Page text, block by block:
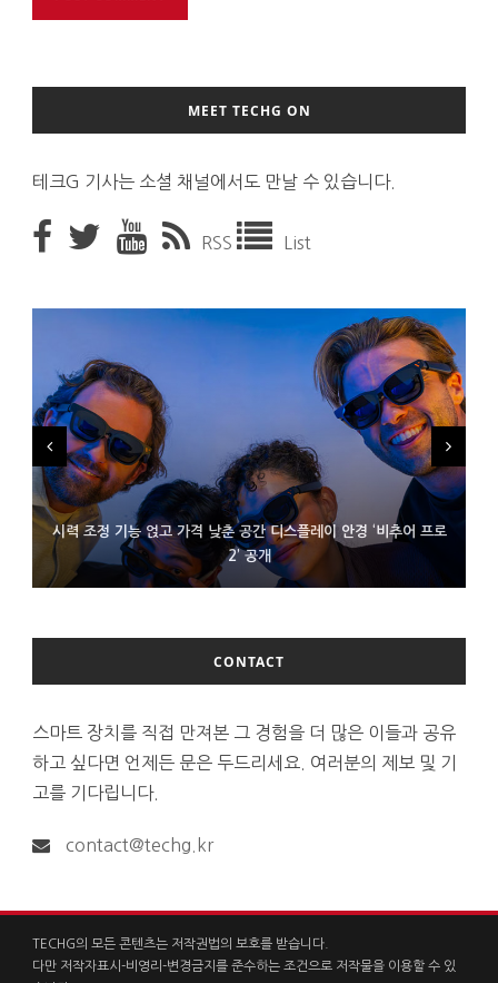
MEET TECHG ON
테크G 기사는 소셜 채널에서도 만날 수 있습니다.
RSS List
시력 조정 기능 얹고 가격 낮춘 공간 디스플레이 안경 ‘비추어 프로
2’ 공개
D램 부족에 10억달러어치 아이폰18 프로세서 패키징 대기 중
300~400달러 반지형 스피커 준비하는 오픈AI
CONTACT
스마트 장치를 직접 만져본 그 경험을 더 많은 이들과 공유
하고 싶다면 언제든 문은 두드리세요. 여러분의 제보 및 기
고를 기다립니다.
contact@techg.kr
TECHG의 모든 콘텐츠는 저작권법의 보호를 받습니다.
다만 저작자표시-비영리-변경금지를 준수하는 조건으로 저작물을 이용할 수 있